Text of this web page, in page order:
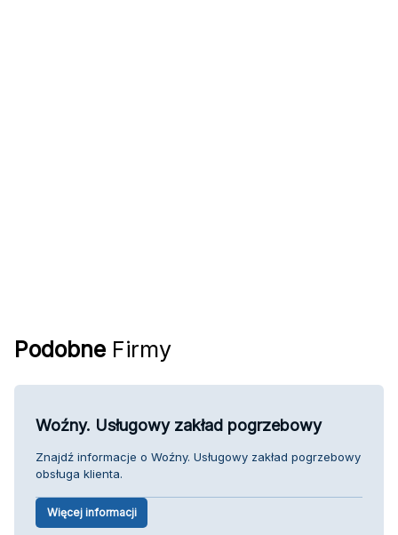
Podobne Firmy
Woźny. Usługowy zakład pogrzebowy
Znajdź informacje o Woźny. Usługowy zakład pogrzebowy
obsługa klienta.
Więcej informacji